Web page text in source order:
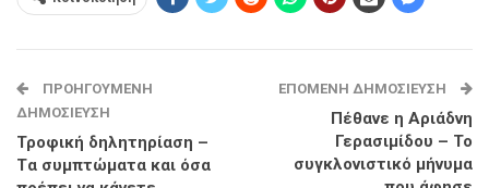
ΠΡΟΗΓΟΎΜΕΝΗ
ΔΗΜΟΣΊΕΥΣΗ
Τροφική δηλητηρίαση –
Tα συμπτώματα και όσα
ΕΠΌΜΕΝΗ ΔΗΜΟΣΊΕΥΣΗ
Πέθανε η Αριάδνη
Γερασιμίδου – Το
συγκλονιστικό μήνυμα